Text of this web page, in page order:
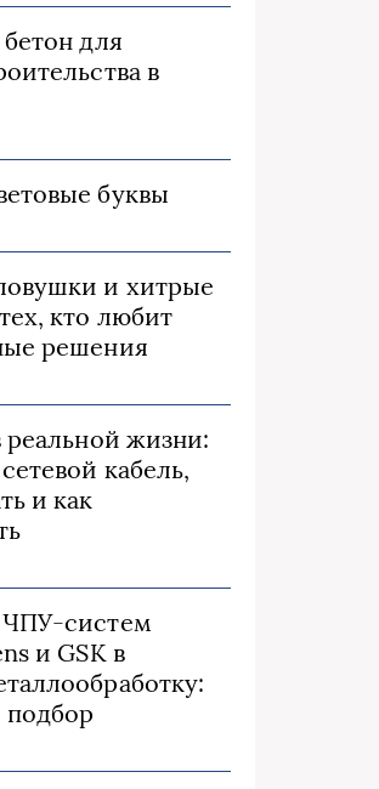
для
в
буквы
и хитрые
кто любит
решения
реальной жизни:
кабель,
и как
ЧПУ-систем
и GSK в
подбор